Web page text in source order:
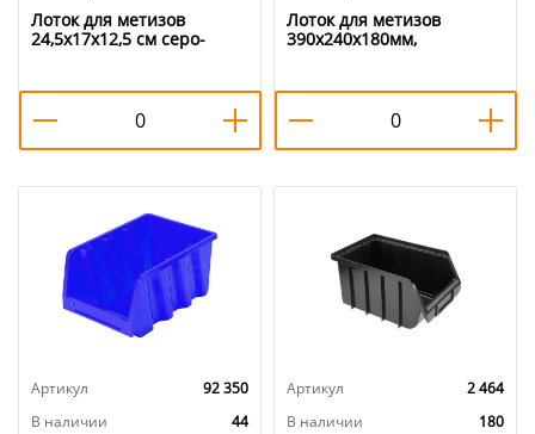
Лоток для метизов
24,5х17х12,5 см серо-
Лоток для метизов
390х240х180мм,
Артикул
92 350
В наличии
44
Артикул
2 464
В наличии
180